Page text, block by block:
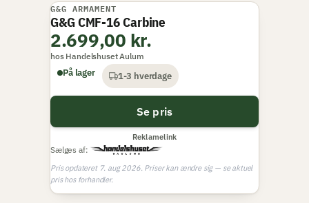
G&G ARMAMENT
G&G CMF-16 Carbine
2.699,00 kr.
hos Handelshuset Aulum
På lager 1-3 hverdage
Se pris
Reklamelink
Sælges af:
Pris opdateret 7. aug 2026. Priser kan ændre sig — se aktuel
pris hos forhandler.